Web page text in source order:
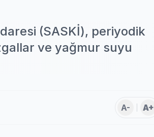
(SASKİ), periyodik
ve yağmur suyu
A- A+